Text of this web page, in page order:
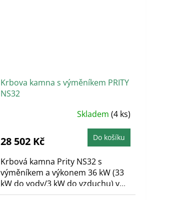
Krbova kamna s výměníkem PRITY
NS32
5,0
z
hvězdiček.
Skladem (4 ks)
28 502 Kč Do košíku
Krbová kamna Prity NS32 s
výměníkem a výkonem 36 kW (33
kW do vody/3 kW do vzduchu) v...